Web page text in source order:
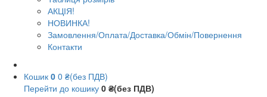
АКЦІЯ!
НОВИНКА!
Замовлення/Оплата/Доставка/Обмін/Повернення
Контакти
Кошик 0 0 ₴(без ПДВ)
Перейти до кошику 0 ₴(без ПДВ)